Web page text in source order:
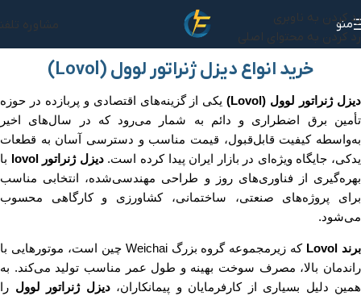
رد کردن به ناوبری
رد کردن به محتوای اصلی
منو مشاوره
خرید انواع دیزل ژنراتور لوول (Lovol)
دیزل ژنراتور لوول (Lovol)
یکی از گزینه‌های اقتصادی و پربازده در حوزه
تأمین برق اضطراری و دائم به شمار می‌رود که در سال‌های اخیر
به‌واسطه کیفیت قابل‌قبول، قیمت مناسب و دسترسی آسان به قطعات
یدکی، جایگاه ویژه‌ای در بازار ایران پیدا کرده است.دیزل ژنراتور lovol
با
بهره‌گیری از فناوری‌های روز و طراحی مهندسی‌شده، انتخابی مناسب
برای پروژه‌های صنعتی، ساختمانی، کشاورزی و کارگاهی محسوب
می‌شود.
برند Lovol
که زیرمجموعه گروه بزرگ Weichai چین است، موتورهایی با
راندمان بالا، مصرف سوخت بهینه و طول عمر مناسب تولید می‌کند. به
همین دلیل بسیاری از کارفرمایان و پیمانکاران،دیزل ژنراتور لوول را